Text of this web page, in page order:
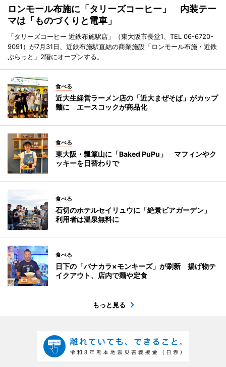
ロンモール布施に「タリーズコーヒー」 内装テー
マは「ものづくりと電車」
「タリーズコーヒー 近鉄布施駅店」（東大阪市長堂1、TEL 06-6720-
9091）が7月31日、近鉄布施駅直結の商業施設「ロンモール布施・近鉄
ぷらっと」2階にオープンする。
食べる
近大生経営ラーメン店の「近大まぜそば」がカップ
麺に エースコックが商品化
食べる
東大阪・瓢箪山に「Baked PuPu」 マフィンやク
ッキーを日替わりで
食べる
石切のホテルセイリュウに「絶景ビアガーデン」
利用者は温泉無料に
食べる
日下の「バナカラ×モンキーズ」が刷新 揚げ物テ
イクアウト、店内で麺や定食
もっと見る